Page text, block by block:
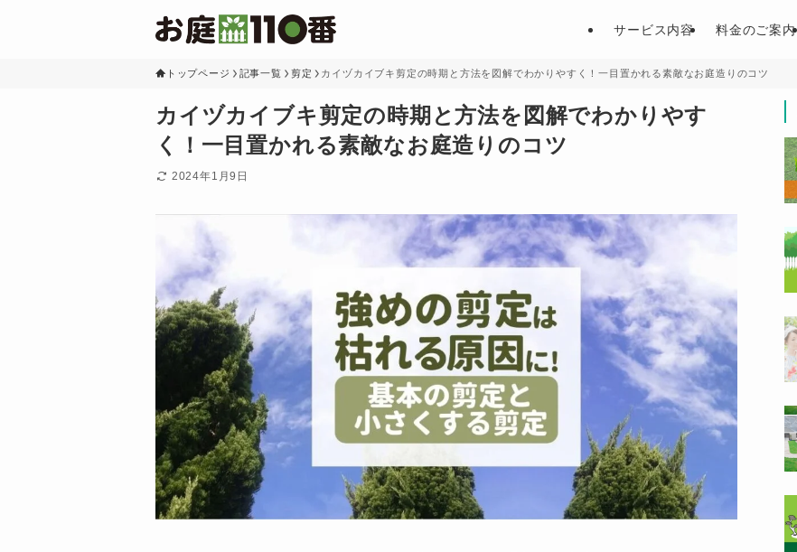
サービス内容 料金のご案内
トップページ 記事一覧 剪定 カイヅカイブキ剪定の時期と方法を図解でわかりやすく！一目置かれる素敵なお庭造りのコツ
カイヅカイブキ剪定の時期と方法を図解でわかりやす
く！一目置かれる素敵なお庭造りのコツ
2024年1月9日